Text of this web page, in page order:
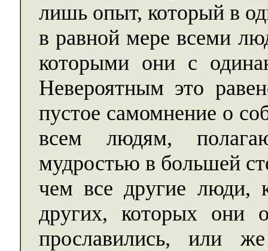
лишь опыт, который в
в равной мере всеми
которыми они с
Невероятным это
пустое самомнение о
всем людям,
мудростью в большей
чем все другие люди,
других, которых они
прославились, или